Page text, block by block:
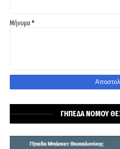
Μήνυμα*
ΓΗΠΕΔΑ ΝΟΜΟΥ